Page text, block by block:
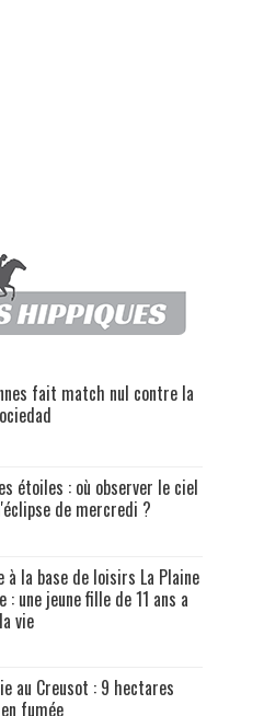
fait match nul contre la
étoiles : où observer le ciel
de mercredi ?
à la base de loisirs La Plaine
: une jeune fille de 11 ans a
vie
au Creusot : 9 hectares
fumée